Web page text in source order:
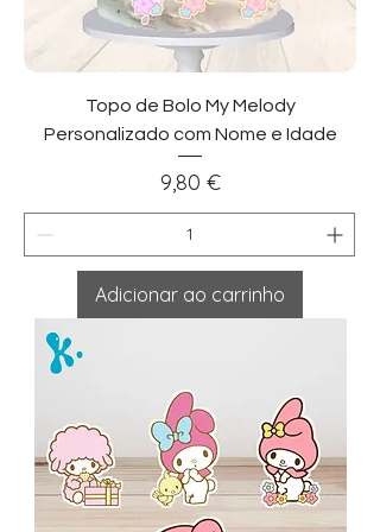
Topo de Bolo My Melody
Personalizado com Nome e Idade
Preço
9,80 €
Adicionar ao carrinho